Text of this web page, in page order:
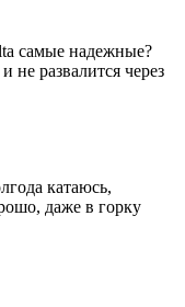
самые надежные?
не развалится через
катаюсь,
даже в горку